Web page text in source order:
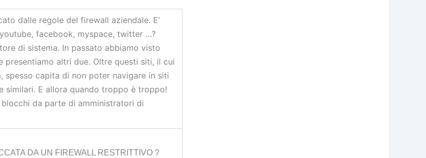
dalle regole del firewall aziendale. E’
facebook, myspace, twitter …?
di sistema. In passato abbiamo visto
presentiamo altri due. Oltre questi siti, il cui
spesso capita di non poter navigare in siti
E allora quando troppo è troppo!
da parte di amministratori di
DA UN FIREWALL RESTRITTIVO ?